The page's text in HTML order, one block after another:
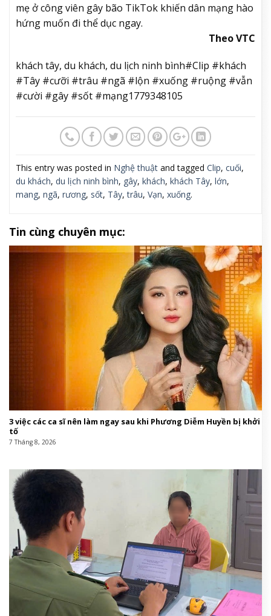
mẹ ở công viên gây bão TikTok khiến dân mạng hào
hứng muốn đi thể dục ngay.
Theo VTC
khách tây, du khách, du lịch ninh bình#Clip #khách
#Tây #cưỡi #trâu #ngã #lộn #xuống #ruộng #vẫn
#cười #gây #sốt #mạng1779348105
This entry was posted in Nghệ thuật and tagged Clip, cuối,
du khách, du lịch ninh bình, gây, khách, khách Tây, lớn,
mang, ngã, rương, sốt, Tây,trâu, Vạn, xuống.
Tin cùng chuyên mục:
3 việc các ca sĩ nên làm ngay sau khi Phương Diễm Huyền bị khởi
tố
7 Tháng 8, 2026